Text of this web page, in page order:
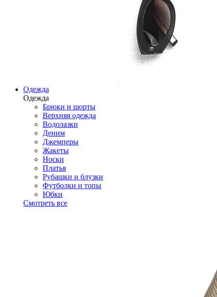
Одежда
Одежда
Брюки и шорты
Верхняя одежда
Водолазки
Деним
Джемперы
Жакеты
Носки
Платья
Рубашки и блузки
Футболки и топы
Юбки
Смотреть все